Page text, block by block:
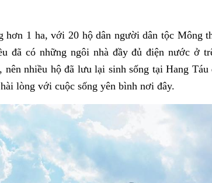
hơn 1 ha, với 20 hộ dân người dân tộc Mông
đã có những ngôi nhà đầy đủ điện nước ở
nên nhiều hộ đã lưu lại sinh sống tại Hang
lòng với cuộc sống yên bình nơi đây.